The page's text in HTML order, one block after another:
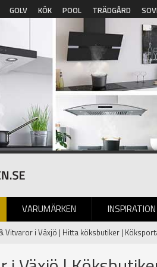
GOLV KÖK POOL TRÄDGÅRD
VARUMÄRKEN INSPIRATION
BILDGALLERI
Vitvaror i Växjö | Hitta köksbutiker |